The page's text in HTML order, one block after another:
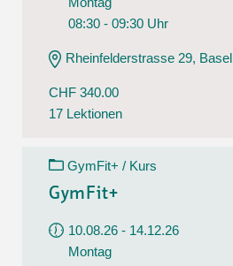
08:30 - 09:30 Uhr
Rheinfelderstrasse 29, Basel
CHF 340.00
17 Lektionen
GymFit+ / Kurs
GymFit+
10.08.26 - 14.12.26
Montag